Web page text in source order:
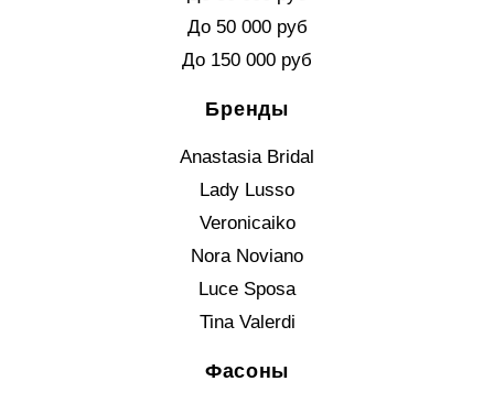
До 50 000 руб
До 150 000 руб
Бренды
Anastasia Bridal
Lady Lusso
Veronicaiko
Nora Noviano
Luce Sposa
Tina Valerdi
Фасоны